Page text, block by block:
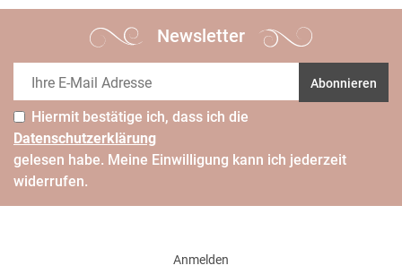
Newsletter
Abonnieren
Hiermit bestätige ich, dass ich die
Daten­schutz­erklärung
gelesen habe. Meine Einwilligung kann ich jederzeit
widerrufen.
Anmelden